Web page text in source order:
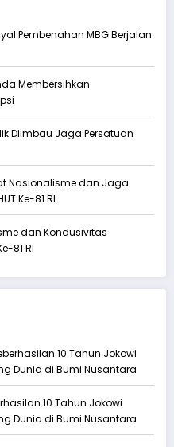
Pembenahan MBG Berjalan
Membersihkan
Diimbau Jaga Persatuan
Nasionalisme dan Jaga
Ke-81 RI
dan Kondusivitas
81 RI
10 Tahun Jokowi
Dunia di Bumi Nusantara
10 Tahun Jokowi
Dunia di Bumi Nusantara